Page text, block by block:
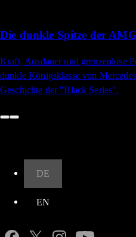
Die dunkle Spitze der
Kraft, Ausdauer und grenzenlose
dunkle Königsklasse von
Geschichte der "Black Series".
DE
EN